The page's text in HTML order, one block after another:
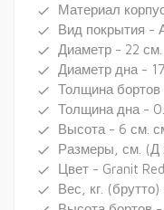
done Материал
done Вид покрытия -
done Диаметр - 22 см.
done Диаметр дна -
done Толщина
done Толщина дна -
done Высота - 6 см.
done Размеры, см.
done Цвет - Granit
done Вес, кг. (брутто)